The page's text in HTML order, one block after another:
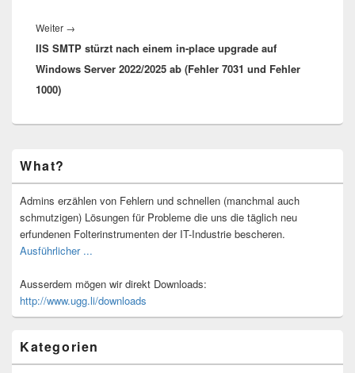
Weiter →
Beitrag:
IIS SMTP stürzt nach einem in-place upgrade auf
Windows Server 2022/2025 ab (Fehler 7031 und Fehler
1000)
Seitenleisten-
Widgetbereich
What?
Admins erzählen von Fehlern und schnellen (manchmal auch
schmutzigen) Lösungen für Probleme die uns die täglich neu
erfundenen Folterinstrumenten der IT-Industrie bescheren.
Ausführlicher ...
Ausserdem mögen wir direkt Downloads:
http://www.ugg.li/downloads
Kategorien